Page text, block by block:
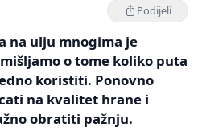
Podijeli
na ulju mnogima je
o tome koliko puta
koristiti. Ponovno
na kvalitet hrane i
obratiti pažnju.